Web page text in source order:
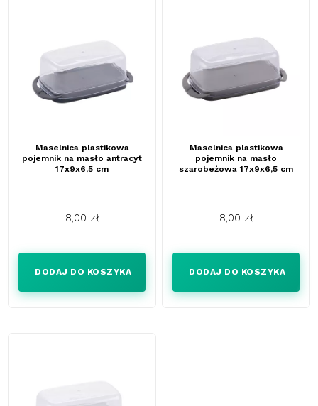
Maselnica plastikowa
pojemnik na masło antracyt
17x9x6,5 cm
8,00 zł
DODAJ DO KOSZYKA
Maselnica plastikowa
pojemnik na masło
szarobeżowa 17x9x6,5 cm
8,00 zł
DODAJ DO KOSZYKA